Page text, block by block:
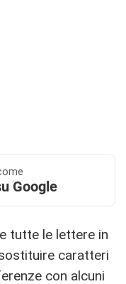
Google
tutte le lettere in
caratteri
con alcuni